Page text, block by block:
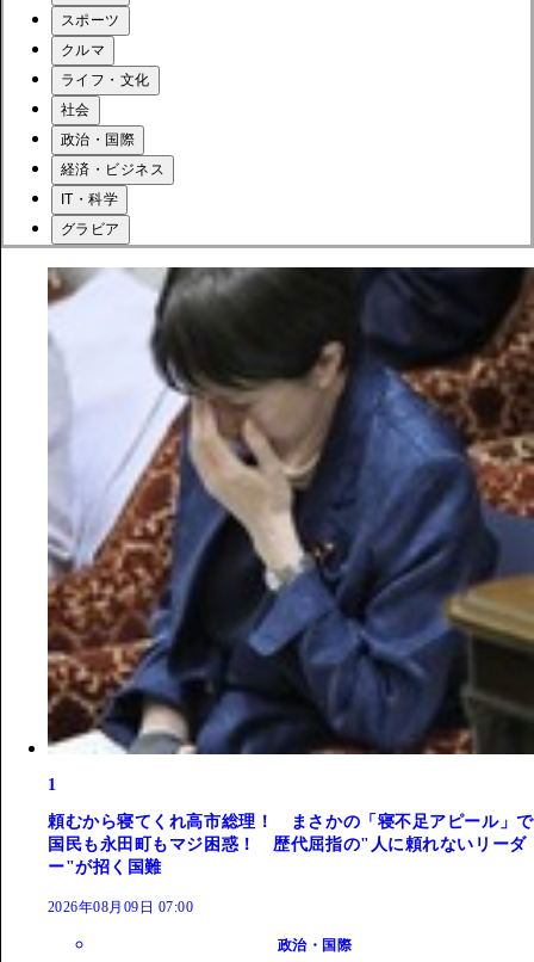
スポーツ
クルマ
ライフ・文化
社会
政治・国際
経済・ビジネス
IT・科学
グラビア
1
頼むから寝てくれ高市総理！ まさかの「寝不足アピール」で
国民も永田町もマジ困惑！ 歴代屈指の"人に頼れないリーダ
ー"が招く国難
2026年08月09日 07:00
政治・国際